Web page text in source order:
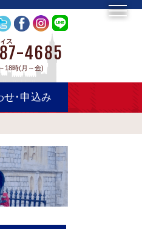
ス
4685
18時(月～金)
せ･申込み